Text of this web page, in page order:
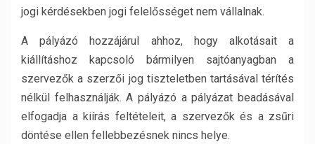
jogi kérdésekben jogi felelősséget nem vállalnak.
A pályázó hozzájárul ahhoz, hogy alkotásait a
kiállításhoz kapcsoló bármilyen sajtóanyagban a
szervezők a szerzői jog tiszteletben tartásával térítés
nélkül felhasználják. A pályázó a pályázat beadásával
elfogadja a kiírás feltételeit, a szervezők és a zsűri
döntése ellen fellebbezésnek nincs helye.